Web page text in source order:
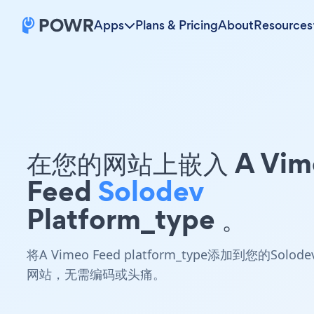
Apps Plans & PricingAboutResources
在您的网站上嵌入 A
Feed Solodev
Platform_type 。
将A Vimeo Feed platform_type添加到您的
网站，无需编码或头痛。